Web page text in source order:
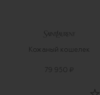
Кожаный кошелек
79 950 ₽